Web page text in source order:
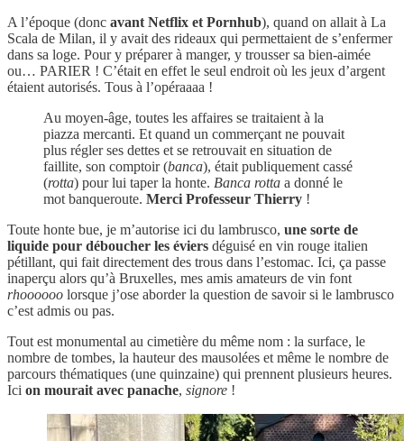
A l’époque (donc avant Netflix et Pornhub), quand on allait à La
Scala de Milan, il y avait des rideaux qui permettaient de s’enfermer
dans sa loge. Pour y préparer à manger, y trousser sa bien-aimée
ou… PARIER ! C’était en effet le seul endroit où les jeux d’argent
étaient autorisés. Tous à l’opéraaaa !
Au moyen-âge, toutes les affaires se traitaient à la
piazza mercanti. Et quand un commerçant ne pouvait
plus régler ses dettes et se retrouvait en situation de
faillite, son comptoir (banca), était publiquement cassé
(rotta) pour lui taper la honte. Banca rotta a donné le
mot banqueroute. Merci Professeur Thierry !
Toute honte bue, je m’autorise ici du lambrusco, une sorte de
liquide pour déboucher les éviers déguisé en vin rouge italien
pétillant, qui fait directement des trous dans l’estomac. Ici, ça passe
inaperçu alors qu’à Bruxelles, mes amis amateurs de vin font
rhoooooo lorsque j’ose aborder la question de savoir si le lambrusco
c’est admis ou pas.
Tout est monumental au cimetière du même nom : la surface, le
nombre de tombes, la hauteur des mausolées et même le nombre de
parcours thématiques (une quinzaine) qui prennent plusieurs heures.
Ici on mourait avec panache, signore !